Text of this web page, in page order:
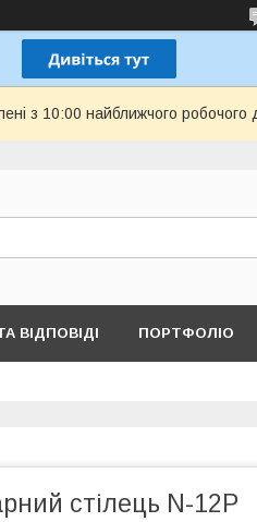
з 10:00 найближчого
ВІДПОВІДІ ПОРТФОЛІО
стілець N-12P